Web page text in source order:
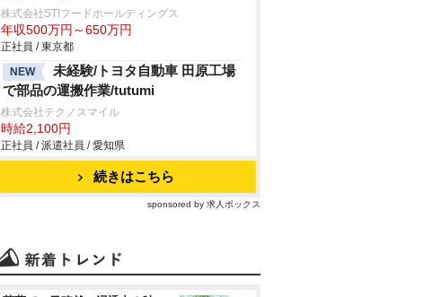
株式会社STIフードホールディングス
年収500万円～650万円
正社員 / 東京都
NEW
未経験/トヨタ自動車 田原工場
で部品の運搬作業/tutumi
株式会社テクノスマイル
時給2,100円
正社員 / 派遣社員 / 愛知県
続きはこちら
sponsored by 求人ボックス